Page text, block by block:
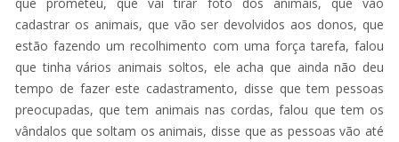
cadastrar os animais, que vão ser devolvidos aos donos, que
estão fazendo um recolhimento com uma força tarefa, falou
que tinha vários animais soltos, ele acha que ainda não deu
tempo de fazer este cadastramento, disse que tem pessoas
preocupadas, que tem animais nas cordas, falou que tem os
vândalos que soltam os animais, disse que as pessoas vão até